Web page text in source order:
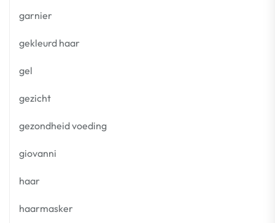
garnier
gekleurd haar
gel
gezicht
gezondheid voeding
giovanni
haar
haarmasker